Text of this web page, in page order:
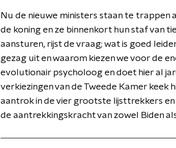
Nu de nieuwe ministers staan te trappen
de koning en ze binnenkort hun staf van
aansturen, rijst de vraag; wat is goed
gezag uit en waarom kiezen we voor de
evolutionair psycholoog en doet hier al
verkiezingen van de Tweede Kamer keek
aantrok in de vier grootste lijsttrekkers
de aantrekkingskracht van zowel Biden